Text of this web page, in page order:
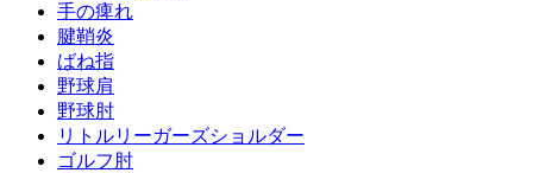
手の痺れ
腱鞘炎
ばね指
野球肩
野球肘
リトルリーガーズショルダー
ゴルフ肘